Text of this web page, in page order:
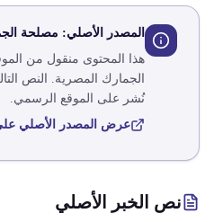
المصدر الأصلي: مصلحة
هذا المحتوى منقول من
الجمارك المصرية. النص
نُشر على الموقع الرسمي.
عرض المصدر الأصلي
نص الخبر الأصلي